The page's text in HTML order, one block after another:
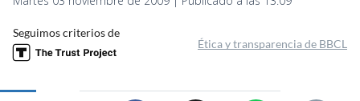
Seguimos criterios de
Ética y transparencia de BBCL